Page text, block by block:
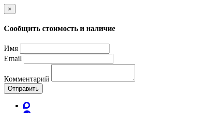
×
Сообщить стоимость и наличие
Имя
Email
Комментарий
Отправить